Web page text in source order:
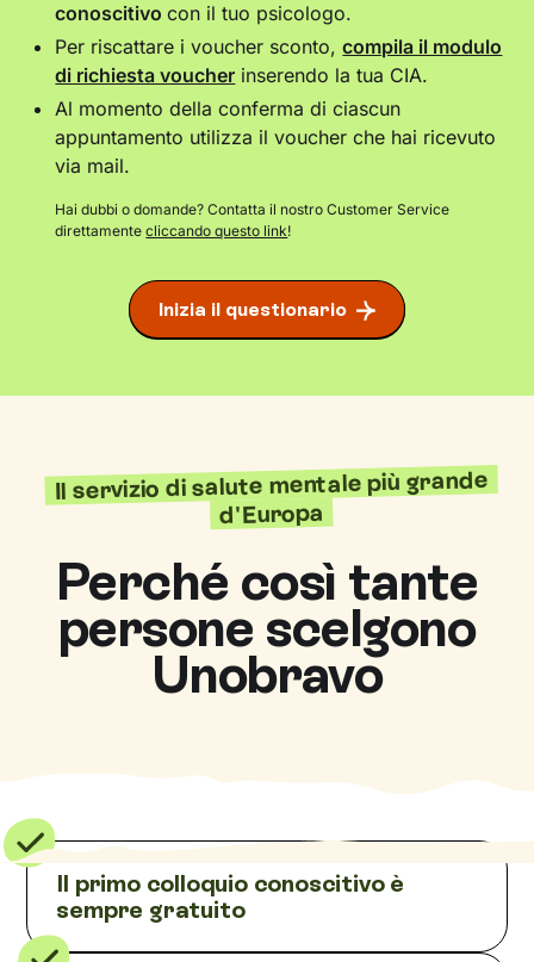
conoscitivocon il tuo psicologo.
Per riscattare i voucher sconto,compila il modulo
di richiesta voucher inserendo la tua CIA.
Al momento della conferma di ciascun
appuntamento utilizza il voucher che hai ricevuto
via mail.
Hai dubbi o domande? Contatta il nostro Customer Service
direttamentecliccando questo link!
Inizia il questionario
Il servizio di salute mentale più grande
d'Europa
Perché così tante
persone scelgono
Unobravo
Il primo colloquio conoscitivo è
sempre gratuito